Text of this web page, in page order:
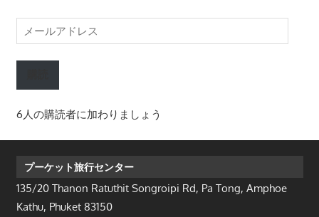
ー
ル
レ
ス
6人の購読者に加わりましょう
プーケット旅行センター
135/20 Thanon Ratuthit Songroipi Rd, Pa Tong, Amphoe
Kathu, Phuket 83150